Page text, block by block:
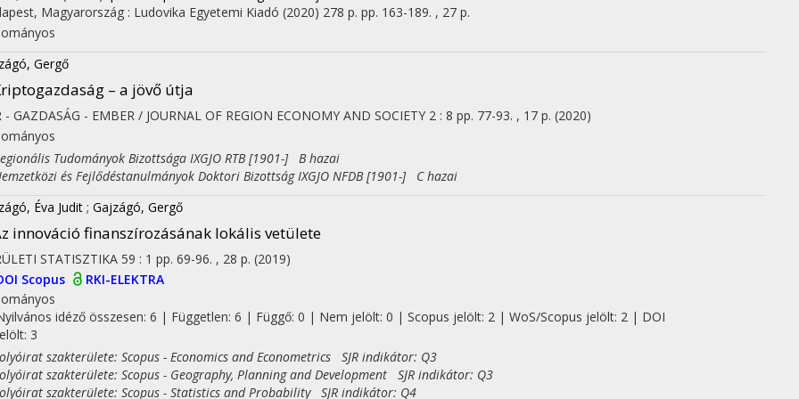
Magyarország : Ludovika Egyetemi Kiadó (2020) 278 p. pp. 163-189. , 27 p.
Gergő
– a jövő útja
- GAZDASÁG - EMBER / JOURNAL OF REGION ECONOMY AND SOCIETY 2 : 8 pp. 77-93. , 17 p. (2020)
Tudományok Bizottsága IXGJO RTB [1901-] B hazai
és Fejlődéstanulmányok Doktori Bizottság IXGJO NFDB [1901-] C hazai
Éva Judit ; Gajzágó, Gergő
innováció finanszírozásának lokális vetülete
STATISZTIKA 59 : 1 pp. 69-96. , 28 p. (2019)
Scopus
RKI-ELEKTRA
idéző összesen: 6 | Független: 6 | Függő: 0 | Nem jelölt: 0 | Scopus jelölt: 2 | WoS/Scopus jelölt: 2 | DOI
3
szakterülete: Scopus - Economics and Econometrics SJR indikátor: Q3
szakterülete: Scopus - Geography, Planning and Development SJR indikátor: Q3
szakterülete: Scopus - Statistics and Probability SJR indikátor: Q4